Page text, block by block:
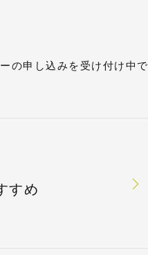
の申し込みを受け付け中で
すめ